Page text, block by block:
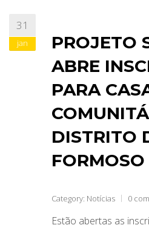
31
jan
PROJETO
ABRE
PARA
DISTRITO
FORMOSO
Category: Notícias 0
Estão abertas as